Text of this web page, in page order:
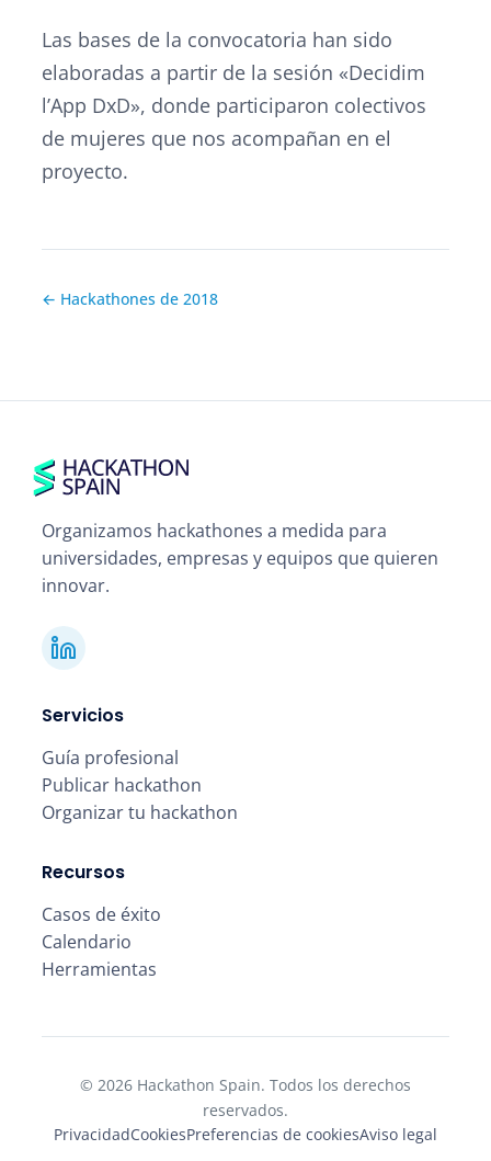
Las bases de la convocatoria han sido
elaboradas a partir de la sesión «Decidim
l’App DxD», donde participaron colectivos
de mujeres que nos acompañan en el
proyecto.
← Hackathones de 2018
Organizamos hackathones a medida para
universidades, empresas y equipos que quieren
innovar.
Servicios
Guía profesional
Publicar hackathon
Organizar tu hackathon
Recursos
Casos de éxito
Calendario
Herramientas
© 2026 Hackathon Spain. Todos los derechos
reservados.
PrivacidadCookiesPreferencias de cookiesAviso legal